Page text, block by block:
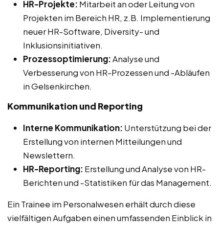
HR-Projekte: Mitarbeit an oder Leitung von
Projekten im Bereich HR, z.B. Implementierung
neuer HR-Software, Diversity- und
Inklusionsinitiativen.
Prozessoptimierung:Analyse und
Verbesserung von HR-Prozessen und -Abläufen
in Gelsenkirchen.
Kommunikation und Reporting
Interne Kommunikation: Unterstützung bei der
Erstellung von internen Mitteilungen und
Newslettern.
HR-Reporting: Erstellung und Analyse von HR-
Berichten und -Statistiken für das Management.
Ein Trainee im Personalwesen erhält durch diese
vielfältigen Aufgaben einen umfassenden Einblick in